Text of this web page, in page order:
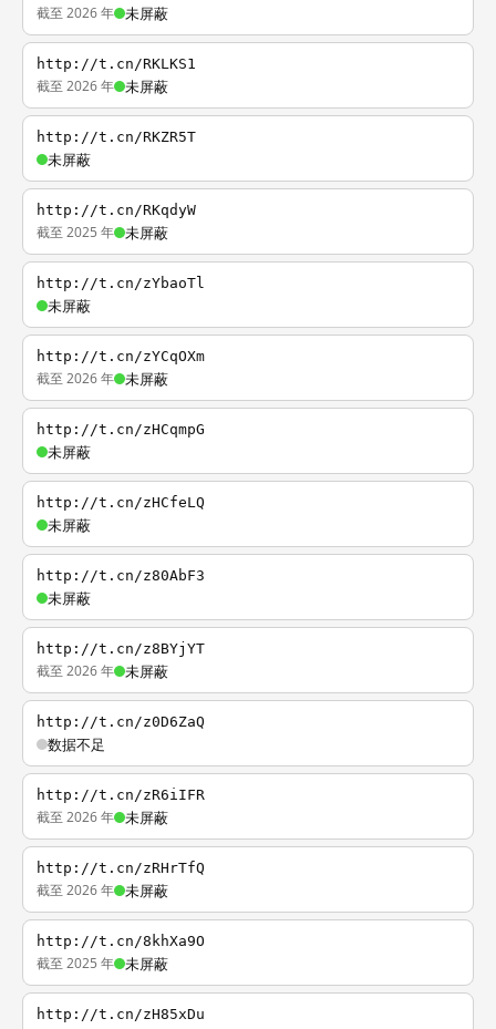
截至 2026 年 未屏蔽
http://t.cn/RKLKS1
截至 2026 年 未屏蔽
http://t.cn/RKZR5T
未屏蔽
http://t.cn/RKqdyW
截至 2025 年 未屏蔽
http://t.cn/zYbaoTl
未屏蔽
http://t.cn/zYCqOXm
截至 2026 年 未屏蔽
http://t.cn/zHCqmpG
未屏蔽
http://t.cn/zHCfeLQ
未屏蔽
http://t.cn/z80AbF3
未屏蔽
http://t.cn/z8BYjYT
截至 2026 年 未屏蔽
http://t.cn/z0D6ZaQ
数据不足
http://t.cn/zR6iIFR
截至 2026 年 未屏蔽
http://t.cn/zRHrTfQ
截至 2026 年 未屏蔽
http://t.cn/8khXa9O
截至 2025 年 未屏蔽
http://t.cn/zH85xDu